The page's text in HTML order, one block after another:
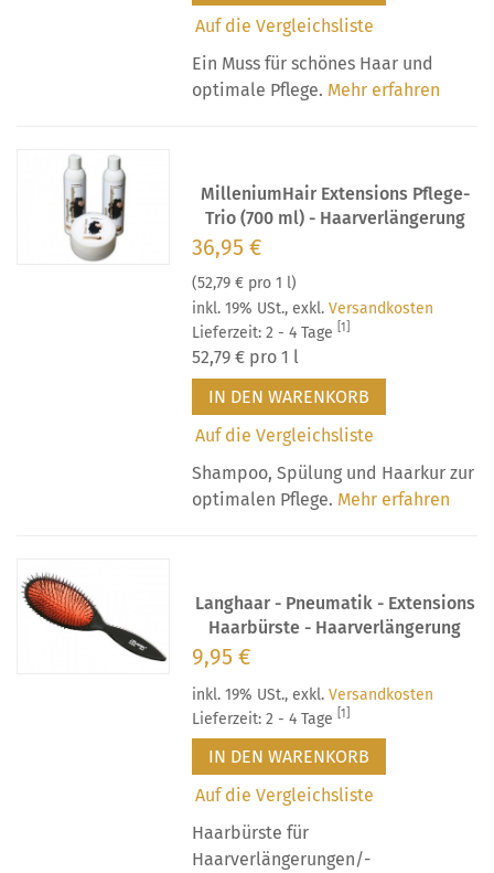
Auf die Vergleichsliste
Ein Muss für schönes Haar und
optimale Pflege. Mehr erfahren
MilleniumHair Extensions Pflege-
Trio (700 ml) - Haarverlängerung
36,95 €
(52,79 € pro 1 l)
inkl. 19% USt.,exkl.Versandkosten
Lieferzeit: 2 - 4 Tage [1]
52,79 € pro 1 l
IN DEN WARENKORB
Auf die Vergleichsliste
Shampoo, Spülung und Haarkur zur
optimalen Pflege. Mehr erfahren
Langhaar - Pneumatik - Extensions
Haarbürste - Haarverlängerung
9,95 €
inkl. 19% USt.,exkl.Versandkosten
Lieferzeit: 2 - 4 Tage [1]
IN DEN WARENKORB
Auf die Vergleichsliste
Haarbürste für
Haarverlängerungen/-